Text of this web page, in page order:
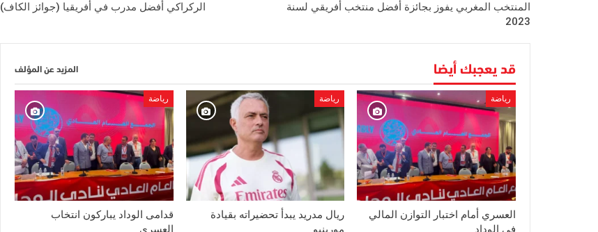
المنتخب المغربي يفوز بجائزة أفضل منتخب أفريقي لسنة
2023
الركراكي أفضل مدرب في أفريقيا (جوائز الكاف)
قد يعجبك أيضا المزيد عن المؤلف
رياضة
العسري أمام اختبار التوازن المالي
في الوداد
رياضة
ريال مدريد يبدأ تحضيراته بقيادة
مورينيو
رياضة
قدامى الوداد يباركون انتخاب
العسري